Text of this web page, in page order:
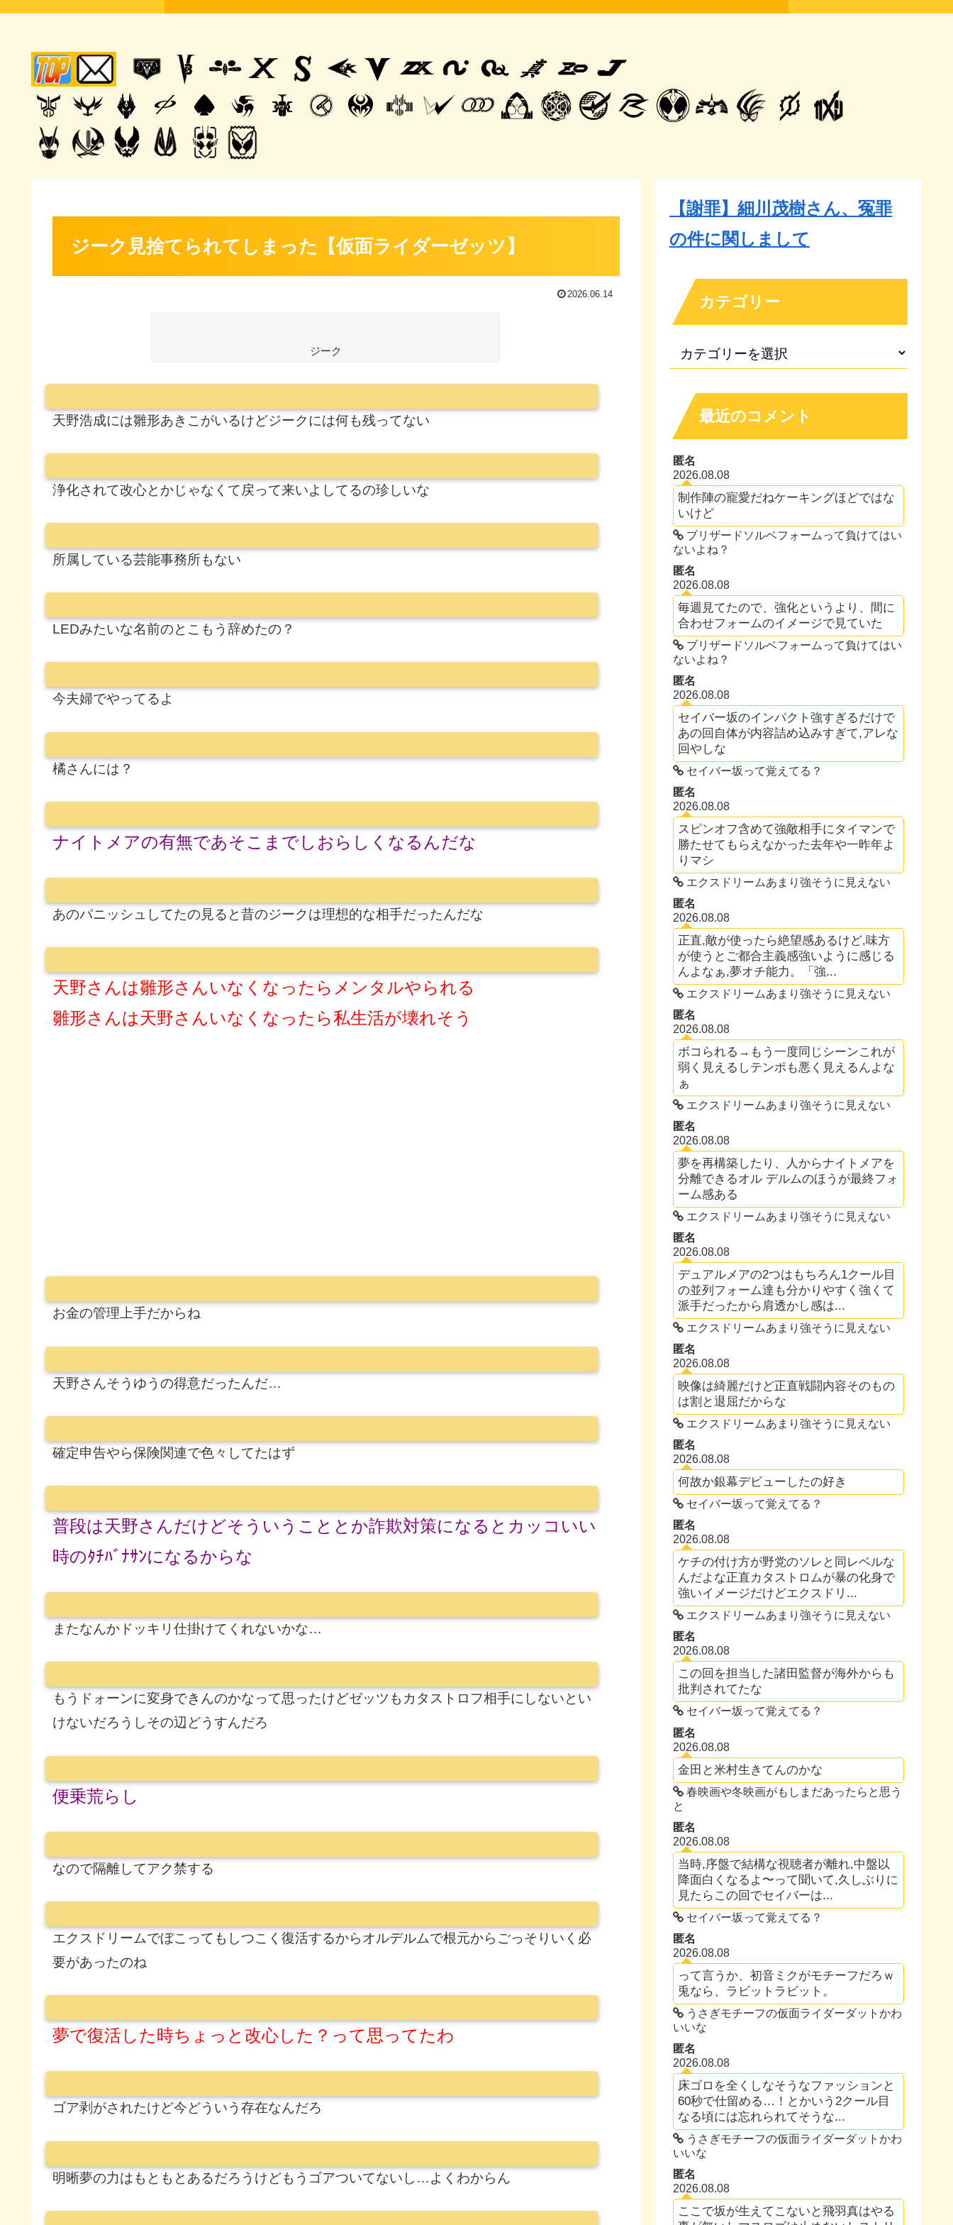
ジーク見捨てられてしまった【仮面ライダーゼッツ】
2026.06.14
ジーク
天野浩成には雛形あきこがいるけどジークには何も残ってない
浄化されて改心とかじゃなくて戻って来いよしてるの珍しいな
所属している芸能事務所もない
LEDみたいな名前のとこもう辞めたの？
今夫婦でやってるよ
橘さんには？
ナイトメアの有無であそこまでしおらしくなるんだな
あのパニッシュしてたの見ると昔のジークは理想的な相手だったんだな
天野さんは雛形さんいなくなったらメンタルやられる
雛形さんは天野さんいなくなったら私生活が壊れそう
お金の管理上手だからね
天野さんそうゆうの得意だったんだ…
確定申告やら保険関連で色々してたはず
普段は天野さんだけどそういうこととか詐欺対策になるとカッコいい
時のﾀﾁﾊﾞﾅｻﾝになるからな
またなんかドッキリ仕掛けてくれないかな…
もうドォーンに変身できんのかなって思ったけどゼッツもカタストロフ相手にしないとい
けないだろうしその辺どうすんだろ
便乗荒らし
なので隔離してアク禁する
エクスドリームでぼこってもしつこく復活するからオルデルムで根元からごっそりいく必
要があったのね
夢で復活した時ちょっと改心した？って思ってたわ
ゴア剥がされたけど今どういう存在なんだろ
明晰夢の力はもともとあるだろうけどもうゴアついてないし…よくわからん
【謝罪】細川茂樹さん、冤罪
の件に関しまして
カテゴリー
最近のコメント
匿名
2026.08.08
制作陣の寵愛だねケーキングほどではな
いけど
ブリザードソルベフォームって負けてはい
ないよね？
匿名
2026.08.08
毎週見てたので、強化というより、間に
合わせフォームのイメージで見ていた
ブリザードソルベフォームって負けてはい
ないよね？
匿名
2026.08.08
セイバー坂のインパクト強すぎるだけで
あの回自体が内容詰め込みすぎて,アレな
回やしな
セイバー坂って覚えてる？
匿名
2026.08.08
スピンオフ含めて強敵相手にタイマンで
勝たせてもらえなかった去年や一昨年よ
りマシ
エクスドリームあまり強そうに見えない
匿名
2026.08.08
正直,敵が使ったら絶望感あるけど,味方
が使うとご都合主義感強いように感じる
んよなぁ,夢オチ能力。「強...
エクスドリームあまり強そうに見えない
匿名
2026.08.08
ボコられる→もう一度同じシーンこれが
弱く見えるしテンポも悪く見えるんよな
ぁ
エクスドリームあまり強そうに見えない
匿名
2026.08.08
夢を再構築したり、人からナイトメアを
分離できるオル デルムのほうが最終フォ
ーム感ある
エクスドリームあまり強そうに見えない
匿名
2026.08.08
デュアルメアの2つはもちろん1クール目
の並列フォーム達も分かりやすく強くて
派手だったから肩透かし感は...
エクスドリームあまり強そうに見えない
匿名
2026.08.08
映像は綺麗だけど正直戦闘内容そのもの
は割と退屈だからな
エクスドリームあまり強そうに見えない
匿名
2026.08.08
何故か銀幕デビューしたの好き
セイバー坂って覚えてる？
匿名
2026.08.08
ケチの付け方が野党のソレと同レベルな
んだよな正直カタストロムが暴の化身で
強いイメージだけどエクスドリ...
エクスドリームあまり強そうに見えない
匿名
2026.08.08
この回を担当した諸田監督が海外からも
批判されてたな
セイバー坂って覚えてる？
匿名
2026.08.08
金田と米村生きてんのかな
春映画や冬映画がもしまだあったらと思う
と
匿名
2026.08.08
当時,序盤で結構な視聴者が離れ,中盤以
降面白くなるよ〜って聞いて,久しぶりに
見たらこの回でセイバーは...
セイバー坂って覚えてる？
匿名
2026.08.08
って言うか、初音ミクがモチーフだろｗ
兎なら、ラビットラビット。
うさぎモチーフの仮面ライダーダットかわ
いいな
匿名
2026.08.08
床ゴロを全くしなそうなファッションと
60秒で仕留める…！とかいう2クール目
なる頃には忘れられてそうな...
うさぎモチーフの仮面ライダーダットかわ
いいな
匿名
2026.08.08
ここで坂が生えてこないと飛羽真はやる